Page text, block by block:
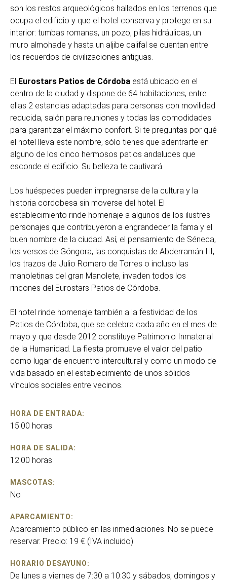
son los restos arqueológicos hallados en los terrenos que
ocupa el edificio y que el hotel conserva y protege en su
interior: tumbas romanas, un pozo, pilas hidráulicas, un
muro almohade y hasta un aljibe califal se cuentan entre
los recuerdos de civilizaciones antiguas.
El Eurostars Patios de Córdoba está ubicado en el
centro de la ciudad y dispone de 64 habitaciones, entre
ellas 2 estancias adaptadas para personas con movilidad
reducida, salón para reuniones y todas las comodidades
para garantizar el máximo confort. Si te preguntas por qué
el hotel lleva este nombre, sólo tienes que adentrarte en
alguno de los cinco hermosos patios andaluces que
esconde el edificio. Su belleza te cautivará.
Los huéspedes pueden impregnarse de la cultura y la
historia cordobesa sin moverse del hotel. El
establecimiento rinde homenaje a algunos de los ilustres
personajes que contribuyeron a engrandecer la fama y el
buen nombre de la ciudad. Así, el pensamiento de Séneca,
los versos de Góngora, las conquistas de Abderramán III,
los trazos de Julio Romero de Torres o incluso las
manoletinas del gran Manolete, invaden todos los
rincones del Eurostars Patios de Córdoba.
El hotel rinde homenaje también a la festividad de los
Patios de Córdoba, que se celebra cada año en el mes de
mayo y que desde 2012 constituye Patrimonio Inmaterial
de la Humanidad. La fiesta promueve el valor del patio
como lugar de encuentro intercultural y como un modo de
vida basado en el establecimiento de unos sólidos
vínculos sociales entre vecinos.
HORA DE ENTRADA:
15.00 horas
HORA DE SALIDA:
12.00 horas
MASCOTAS:
No
APARCAMIENTO:
Aparcamiento público en las inmediaciones. No se puede
reservar. Precio: 19 € (IVA incluido)
HORARIO DESAYUNO:
De lunes a viernes de 7:30 a 10:30 y sábados, domingos y